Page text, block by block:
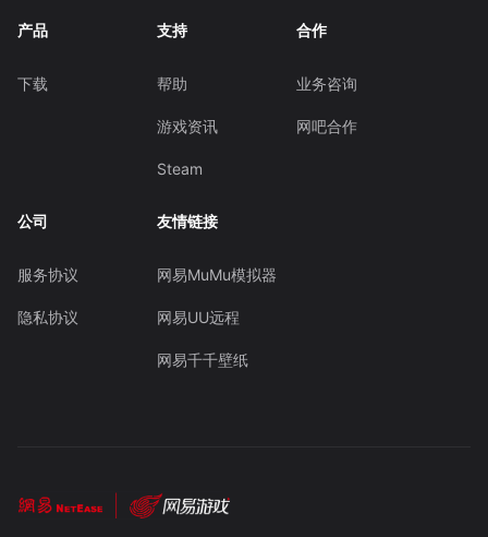
产品
下载
支持
帮助
游戏资讯
Steam
合作
业务咨询
网吧合作
公司
服务协议
隐私协议
友情链接
网易MuMu模拟器
网易UU远程
网易千千壁纸